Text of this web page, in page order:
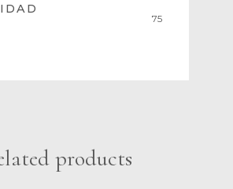
75
products